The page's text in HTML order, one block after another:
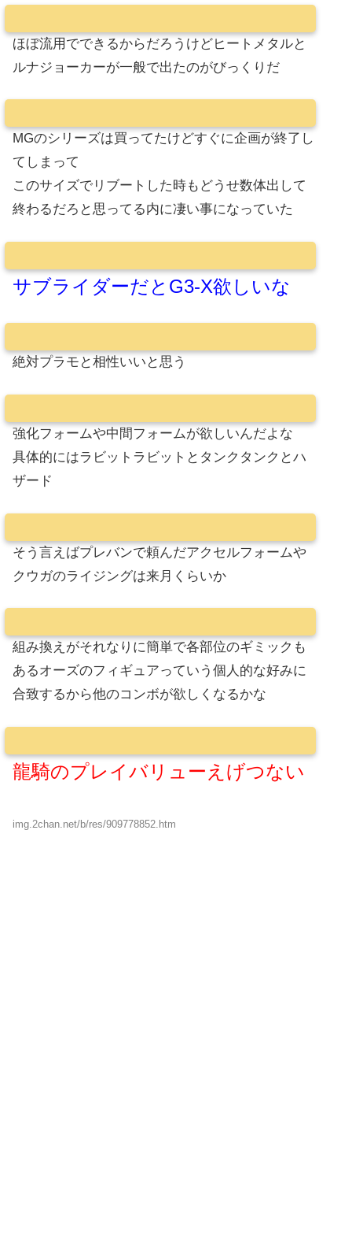
ほぼ流用でできるからだろうけどヒートメタルと
ルナジョーカーが一般で出たのがびっくりだ
MGのシリーズは買ってたけどすぐに企画が終了し
てしまって
このサイズでリブートした時もどうせ数体出して
終わるだろと思ってる内に凄い事になっていた
サブライダーだとG3-X欲しいな
絶対プラモと相性いいと思う
強化フォームや中間フォームが欲しいんだよな
具体的にはラビットラビットとタンクタンクとハ
ザード
そう言えばプレバンで頼んだアクセルフォームや
クウガのライジングは来月くらいか
組み換えがそれなりに簡単で各部位のギミックも
あるオーズのフィギュアっていう個人的な好みに
合致するから他のコンボが欲しくなるかな
龍騎のプレイバリューえげつない
img.2chan.net/b/res/909778852.htm